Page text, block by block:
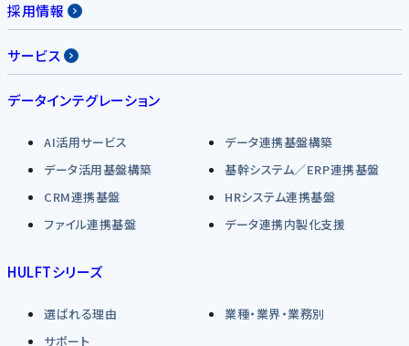
採用情報
サービス
データインテグレーション
AI活用サービス
データ連携基盤構築
データ活用基盤構築
基幹システム／ERP連携基盤
CRM連携基盤
HRシステム連携基盤
ファイル連携基盤
データ連携内製化支援
HULFTシリーズ
選ばれる理由
業種・業界・業務別
サポート